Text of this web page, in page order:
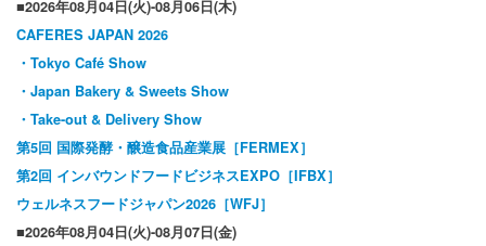
■2026年08月04日(火)-08月06日(木)
CAFERES JAPAN 2026
・Tokyo Café Show
・Japan Bakery & Sweets Show
・Take-out & Delivery Show
第5回 国際発酵・醸造食品産業展［FERMEX］
第2回 インバウンドフードビジネスEXPO［IFBX］
ウェルネスフードジャパン2026［WFJ］
■2026年08月04日(火)-08月07日(金)